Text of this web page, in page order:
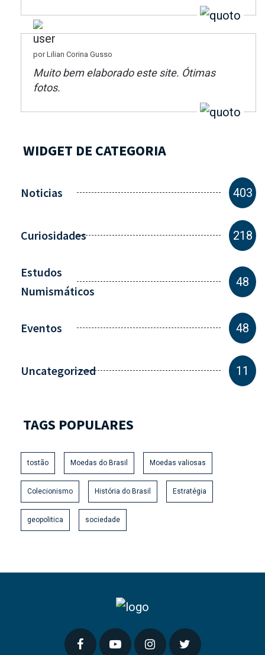
por Lilian Corina Gusso
Muito bem elaborado este site. Ótimas
fotos.
WIDGET DE CATEGORIA
Noticias 403
Curiosidades 218
Estudos
Numismáticos
48
Eventos 48
Uncategorized 11
TAGS POPULARES
tostão Moedas do Brasil Moedas valiosas
Colecionismo História do Brasil Estratégia
geopolitica sociedade